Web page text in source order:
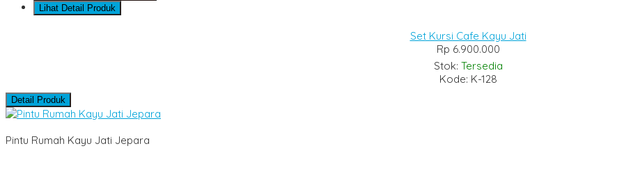
Lihat Detail Produk
Set Kursi Cafe Kayu Jati
Rp 6.900.000
Stok: Tersedia
Kode: K-128
Detail Produk
Pintu Rumah Kayu Jati Jepara